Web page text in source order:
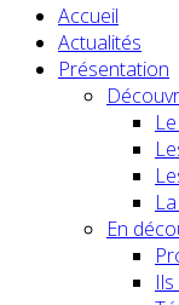
Accueil
Actualités
Présentation
En